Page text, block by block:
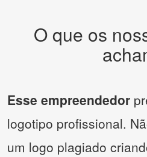
O que os
Esse empreendedor
logotipo profissional.
um logo plagiado